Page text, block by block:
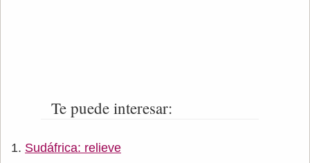
Te puede interesar:
Sudáfrica: relieve